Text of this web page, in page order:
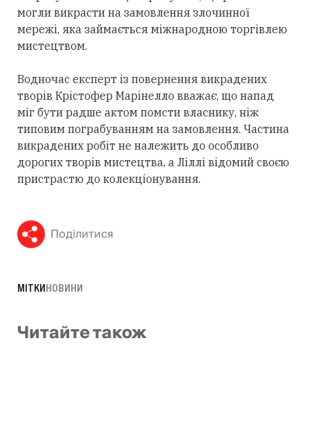
могли викрасти на замовлення злочинної
мережі, яка займається міжнародною торгівлею
мистецтвом.
Водночас експерт із повернення викрадених
творів Крістофер Марінелло вважає, що напад
міг бути радше актом помсти власнику, ніж
типовим пограбуванням на замовлення. Частина
викрадених робіт не належить до особливо
дорогих творів мистецтва, а Ліллі відомий своєю
пристрастю до колекціонування.
Поділитися
МІТКИНОВИНИ
Читайте також